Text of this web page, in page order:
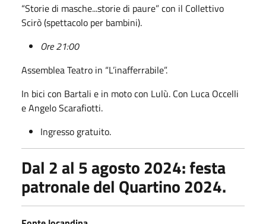
“Storie di masche...storie di paure” con il Collettivo
Scirò (spettacolo per bambini).
Ore 21:00
Assemblea Teatro in “L’inafferrabile”.
In bici con Bartali e in moto con Lulù. Con Luca Occelli
e Angelo Scarafiotti.
Ingresso gratuito.
Dal 2 al 5 agosto 2024: festa
patronale del Quartino 2024.